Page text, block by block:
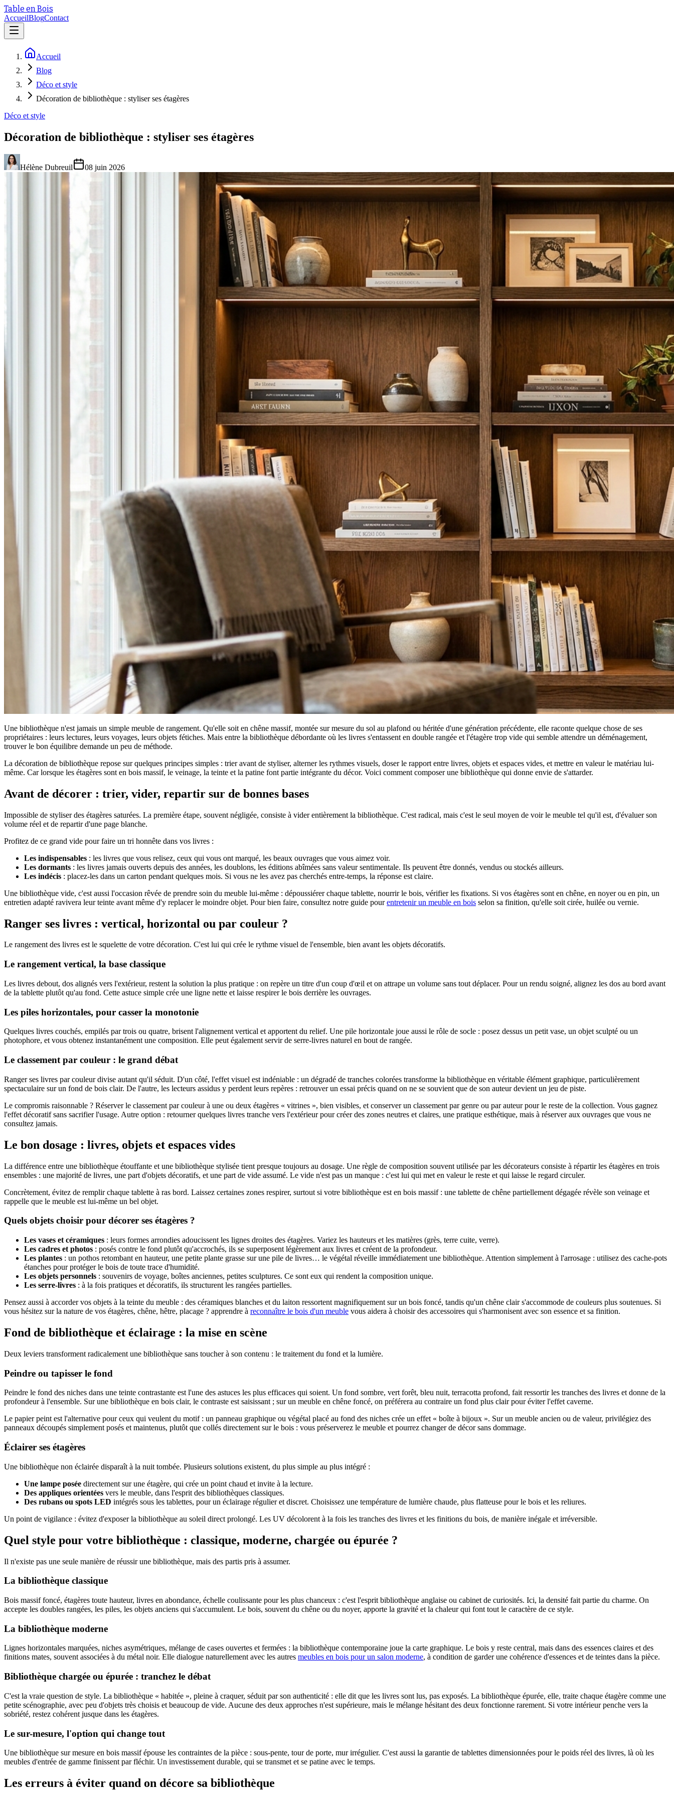
Table en Bois
AccueilBlogContact
Accueil
Blog
Déco et style
Décoration de bibliothèque : styliser ses étagères
Déco et style
Décoration de bibliothèque : styliser ses étagères
Hélène Dubreuil 08 juin 2026
Une bibliothèque n'est jamais un simple meuble de rangement. Qu'elle soit en chêne massif, montée sur mesure du sol au plafond ou héritée d'une génération précédente, elle raconte quelque chose de ses
propriétaires : leurs lectures, leurs voyages, leurs objets fétiches. Mais entre la bibliothèque débordante où les livres s'entassent en double rangée et l'étagère trop vide qui semble attendre un déménagement,
trouver le bon équilibre demande un peu de méthode.
La décoration de bibliothèque repose sur quelques principes simples : trier avant de styliser, alterner les rythmes visuels, doser le rapport entre livres, objets et espaces vides, et mettre en valeur le matériau lui-
même. Car lorsque les étagères sont en bois massif, le veinage, la teinte et la patine font partie intégrante du décor. Voici comment composer une bibliothèque qui donne envie de s'attarder.
Avant de décorer : trier, vider, repartir sur de bonnes bases
Impossible de styliser des étagères saturées. La première étape, souvent négligée, consiste à vider entièrement la bibliothèque. C'est radical, mais c'est le seul moyen de voir le meuble tel qu'il est, d'évaluer son
volume réel et de repartir d'une page blanche.
Profitez de ce grand vide pour faire un tri honnête dans vos livres :
Les indispensables : les livres que vous relisez, ceux qui vous ont marqué, les beaux ouvrages que vous aimez voir.
Les dormants : les livres jamais ouverts depuis des années, les doublons, les éditions abîmées sans valeur sentimentale. Ils peuvent être donnés, vendus ou stockés ailleurs.
Les indécis : placez-les dans un carton pendant quelques mois. Si vous ne les avez pas cherchés entre-temps, la réponse est claire.
Une bibliothèque vide, c'est aussi l'occasion rêvée de prendre soin du meuble lui-même : dépoussiérer chaque tablette, nourrir le bois, vérifier les fixations. Si vos étagères sont en chêne, en noyer ou en pin, un
entretien adapté ravivera leur teinte avant même d'y replacer le moindre objet. Pour bien faire, consultez notre guide pourentretenir un meuble en bois selon sa finition, qu'elle soit cirée, huilée ou vernie.
Ranger ses livres : vertical, horizontal ou par couleur ?
Le rangement des livres est le squelette de votre décoration. C'est lui qui crée le rythme visuel de l'ensemble, bien avant les objets décoratifs.
Le rangement vertical, la base classique
Les livres debout, dos alignés vers l'extérieur, restent la solution la plus pratique : on repère un titre d'un coup d'œil et on attrape un volume sans tout déplacer. Pour un rendu soigné, alignez les dos au bord avant
de la tablette plutôt qu'au fond. Cette astuce simple crée une ligne nette et laisse respirer le bois derrière les ouvrages.
Les piles horizontales, pour casser la monotonie
Quelques livres couchés, empilés par trois ou quatre, brisent l'alignement vertical et apportent du relief. Une pile horizontale joue aussi le rôle de socle : posez dessus un petit vase, un objet sculpté ou un
photophore, et vous obtenez instantanément une composition. Elle peut également servir de serre-livres naturel en bout de rangée.
Le classement par couleur : le grand débat
Ranger ses livres par couleur divise autant qu'il séduit. D'un côté, l'effet visuel est indéniable : un dégradé de tranches colorées transforme la bibliothèque en véritable élément graphique, particulièrement
spectaculaire sur un fond de bois clair. De l'autre, les lecteurs assidus y perdent leurs repères : retrouver un essai précis quand on ne se souvient que de son auteur devient un jeu de piste.
Le compromis raisonnable ? Réserver le classement par couleur à une ou deux étagères « vitrines », bien visibles, et conserver un classement par genre ou par auteur pour le reste de la collection. Vous gagnez
l'effet décoratif sans sacrifier l'usage. Autre option : retourner quelques livres tranche vers l'extérieur pour créer des zones neutres et claires, une pratique esthétique, mais à réserver aux ouvrages que vous ne
consultez jamais.
Le bon dosage : livres, objets et espaces vides
La différence entre une bibliothèque étouffante et une bibliothèque stylisée tient presque toujours au dosage. Une règle de composition souvent utilisée par les décorateurs consiste à répartir les étagères en trois
ensembles : une majorité de livres, une part d'objets décoratifs, et une part de vide assumé. Le vide n'est pas un manque : c'est lui qui met en valeur le reste et qui laisse le regard circuler.
Concrètement, évitez de remplir chaque tablette à ras bord. Laissez certaines zones respirer, surtout si votre bibliothèque est en bois massif : une tablette de chêne partiellement dégagée révèle son veinage et
rappelle que le meuble est lui-même un bel objet.
Quels objets choisir pour décorer ses étagères ?
Les vases et céramiques : leurs formes arrondies adoucissent les lignes droites des étagères. Variez les hauteurs et les matières (grès, terre cuite, verre).
Les cadres et photos : posés contre le fond plutôt qu'accrochés, ils se superposent légèrement aux livres et créent de la profondeur.
Les plantes : un pothos retombant en hauteur, une petite plante grasse sur une pile de livres… le végétal réveille immédiatement une bibliothèque. Attention simplement à l'arrosage : utilisez des cache-pots
étanches pour protéger le bois de toute trace d'humidité.
Les objets personnels : souvenirs de voyage, boîtes anciennes, petites sculptures. Ce sont eux qui rendent la composition unique.
Les serre-livres : à la fois pratiques et décoratifs, ils structurent les rangées partielles.
Pensez aussi à accorder vos objets à la teinte du meuble : des céramiques blanches et du laiton ressortent magnifiquement sur un bois foncé, tandis qu'un chêne clair s'accommode de couleurs plus soutenues. Si
vous hésitez sur la nature de vos étagères, chêne, hêtre, placage ? apprendre à reconnaître le bois d'un meuble vous aidera à choisir des accessoires qui s'harmonisent avec son essence et sa finition.
Fond de bibliothèque et éclairage : la mise en scène
Deux leviers transforment radicalement une bibliothèque sans toucher à son contenu : le traitement du fond et la lumière.
Peindre ou tapisser le fond
Peindre le fond des niches dans une teinte contrastante est l'une des astuces les plus efficaces qui soient. Un fond sombre, vert forêt, bleu nuit, terracotta profond, fait ressortir les tranches des livres et donne de la
profondeur à l'ensemble. Sur une bibliothèque en bois clair, le contraste est saisissant ; sur un meuble en chêne foncé, on préférera au contraire un fond plus clair pour éviter l'effet caverne.
Le papier peint est l'alternative pour ceux qui veulent du motif : un panneau graphique ou végétal placé au fond des niches crée un effet « boîte à bijoux ». Sur un meuble ancien ou de valeur, privilégiez des
panneaux découpés simplement posés et maintenus, plutôt que collés directement sur le bois : vous préserverez le meuble et pourrez changer de décor sans dommage.
Éclairer ses étagères
Une bibliothèque non éclairée disparaît à la nuit tombée. Plusieurs solutions existent, du plus simple au plus intégré :
Une lampe posée directement sur une étagère, qui crée un point chaud et invite à la lecture.
Des appliques orientées vers le meuble, dans l'esprit des bibliothèques classiques.
Des rubans ou spots LED intégrés sous les tablettes, pour un éclairage régulier et discret. Choisissez une température de lumière chaude, plus flatteuse pour le bois et les reliures.
Un point de vigilance : évitez d'exposer la bibliothèque au soleil direct prolongé. Les UV décolorent à la fois les tranches des livres et les finitions du bois, de manière inégale et irréversible.
Quel style pour votre bibliothèque : classique, moderne, chargée ou épurée ?
Il n'existe pas une seule manière de réussir une bibliothèque, mais des partis pris à assumer.
La bibliothèque classique
Bois massif foncé, étagères toute hauteur, livres en abondance, échelle coulissante pour les plus chanceux : c'est l'esprit bibliothèque anglaise ou cabinet de curiosités. Ici, la densité fait partie du charme. On
accepte les doubles rangées, les piles, les objets anciens qui s'accumulent. Le bois, souvent du chêne ou du noyer, apporte la gravité et la chaleur qui font tout le caractère de ce style.
La bibliothèque moderne
Lignes horizontales marquées, niches asymétriques, mélange de cases ouvertes et fermées : la bibliothèque contemporaine joue la carte graphique. Le bois y reste central, mais dans des essences claires et des
finitions mates, souvent associées à du métal noir. Elle dialogue naturellement avec les autres meubles en bois pour un salon moderne, à condition de garder une cohérence d'essences et de teintes dans la pièce.
Bibliothèque chargée ou épurée : tranchez le débat
C'est la vraie question de style. La bibliothèque « habitée », pleine à craquer, séduit par son authenticité : elle dit que les livres sont lus, pas exposés. La bibliothèque épurée, elle, traite chaque étagère comme une
petite scénographie, avec peu d'objets très choisis et beaucoup de vide. Aucune des deux approches n'est supérieure, mais le mélange hésitant des deux fonctionne rarement. Si votre intérieur penche vers la
sobriété, restez cohérent jusque dans les étagères.
Le sur-mesure, l'option qui change tout
Une bibliothèque sur mesure en bois massif épouse les contraintes de la pièce : sous-pente, tour de porte, mur irrégulier. C'est aussi la garantie de tablettes dimensionnées pour le poids réel des livres, là où les
meubles d'entrée de gamme finissent par fléchir. Un investissement durable, qui se transmet et se patine avec le temps.
Les erreurs à éviter quand on décore sa bibliothèque